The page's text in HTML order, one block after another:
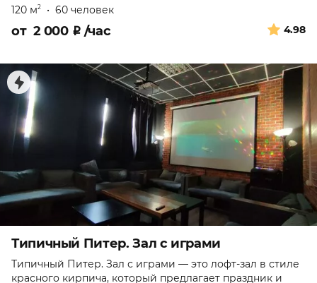
120 м2 • 60 человек
4.98
от 2 000 ₽ /час
Типичный Питер. Зал с играми
Типичный Питер. Зал с играми — это лофт-зал в стиле
красного кирпича, который предлагает праздник и